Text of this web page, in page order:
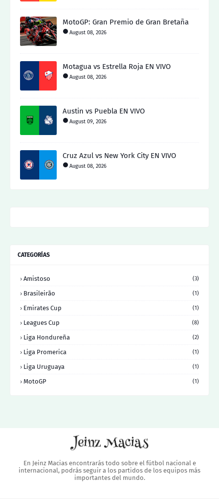
MotoGP: Gran Premio de Gran Bretaña
August 08, 2026
Motagua vs Estrella Roja EN VIVO
August 08, 2026
Austin vs Puebla EN VIVO
August 09, 2026
Cruz Azul vs New York City EN VIVO
August 08, 2026
CATEGORÍAS
Amistoso (3)
Brasileirão (1)
Emirates Cup (1)
Leagues Cup (8)
Liga Hondureña (2)
Liga Promerica (1)
Liga Uruguaya (1)
MotoGP (1)
En Jeinz Macias encontrarás todo sobre el fútbol nacional e
internacional, podrás seguir a los partidos de los equipos más
importantes del mundo.